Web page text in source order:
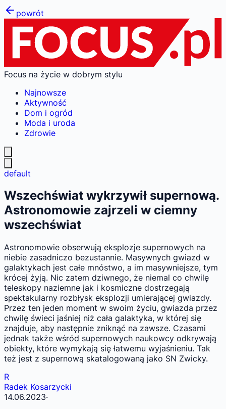
powrót
Focus na życie w dobrym stylu
Najnowsze
Aktywność
Dom i ogród
Moda i uroda
Zdrowie
default
Wszechświat wykrzywił supernową.
Astronomowie zajrzeli w ciemny
wszechświat
Astronomowie obserwują eksplozje supernowych na
niebie zasadniczo bezustannie. Masywnych gwiazd w
galaktykach jest całe mnóstwo, a im masywniejsze, tym
krócej żyją. Nic zatem dziwnego, że niemal co chwilę
teleskopy naziemne jak i kosmiczne dostrzegają
spektakularny rozbłysk eksplozji umierającej gwiazdy.
Przez ten jeden moment w swoim życiu, gwiazda przez
chwilę świeci jaśniej niż cała galaktyka, w której się
znajduje, aby następnie zniknąć na zawsze. Czasami
jednak także wśród supernowych naukowcy odkrywają
obiekty, które wymykają się łatwemu wyjaśnieniu. Tak
też jest z supernową skatalogowaną jako SN Zwicky.
R
Radek Kosarzycki
14.06.2023·